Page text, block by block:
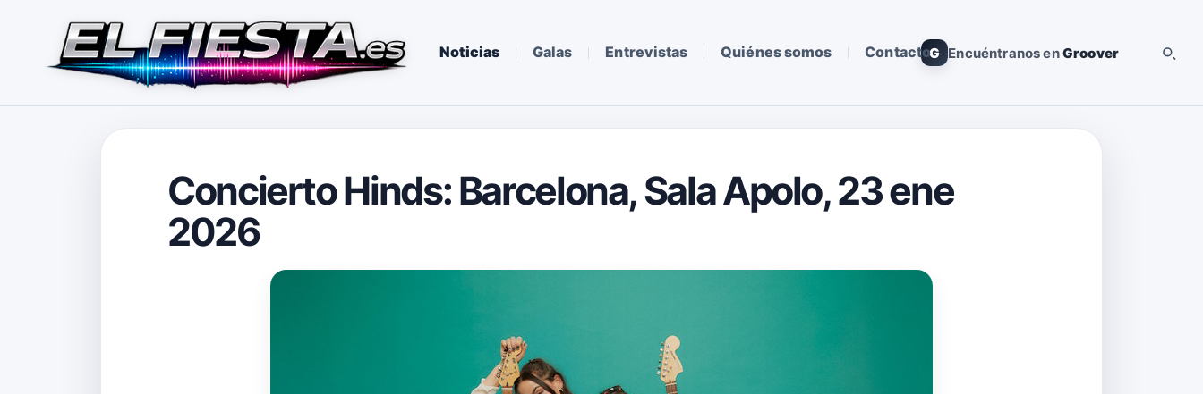
Noticias Galas Entrevistas Quiénes somos ContactoG Encuéntranos enGroover
Concierto Hinds: Barcelona, Sala Apolo, 23 ene
2026